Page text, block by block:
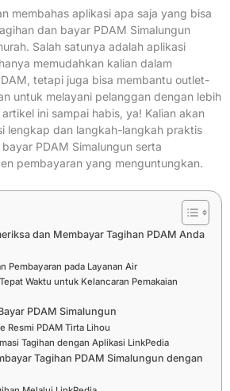
membahas aplikasi apa saja yang bisa
dan bayar PDAM Simalungun
Salah satunya adalah aplikasi
memudahkan kalian dalam
tetapi juga bisa membantu outlet-
untuk melayani pelanggan dengan lebih
ini sampai habis, ya! Kalian akan
lengkap dan langkah-langkah praktis
PDAM Simalungun serta
pembayaran yang menguntungkan.
dan Membayar Tagihan PDAM Anda
Pembayaran pada Layanan Air
Waktu untuk Kelancaran Pemakaian
PDAM Simalungun
Resmi PDAM Tirta Lihou
Tagihan dengan Aplikasi LinkPedia
Tagihan PDAM Simalungun dengan